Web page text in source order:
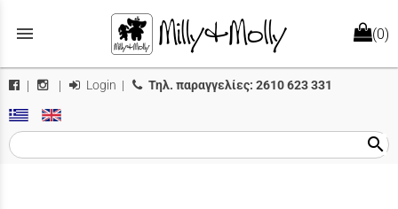
menu (0)
| | Login | Τηλ. παραγγελίες: 2610 623 331
search